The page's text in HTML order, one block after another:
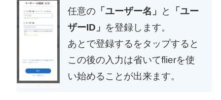
任意の 「ユーザー名」 と
「ユー
ザーID」 を登録します。
あとで登録するをタップすると
この後の入力は省いてflierを使
い始めることが出来ます。